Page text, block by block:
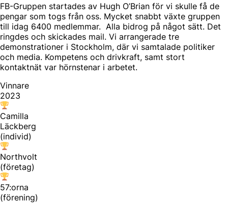
FB-Gruppen startades av Hugh O’Brian för vi skulle få de
pengar som togs från oss. Mycket snabbt växte gruppen
till idag 6400 medlemmar. Alla bidrog på något sätt. Det
ringdes och skickades mail. Vi arrangerade tre
demonstrationer i Stockholm, där vi samtalade politiker
och media. Kompetens och drivkraft, samt stort
kontaktnät var hörnstenar i arbetet.
Vinnare
2023
Camilla
Läckberg
(individ)
Northvolt
(företag)
57:orna
(förening)